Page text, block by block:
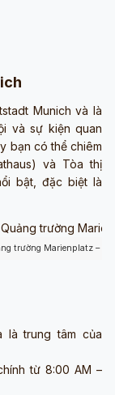
Munich và là
và sự kiện quan
bạn có thể chiêm
và Tòa thị
bật, đặc biệt là
trường Marienplatz –
là trung tâm của
từ 8:00 AM –